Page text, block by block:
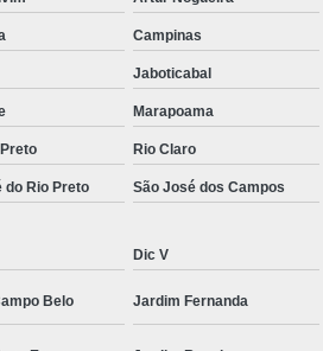
Camisa
Moda Masculina
Inverno
Moda
Masculina
Roupas Elegantes
Roupas Masculinas da
Roupas Masculinas Estilosas
Plus Size
Roupas
Campinas
Jaboticabal
Marapoama
Rio Claro
do Rio Preto São José dos Campos
Dic V
Belo Jardim Fernanda